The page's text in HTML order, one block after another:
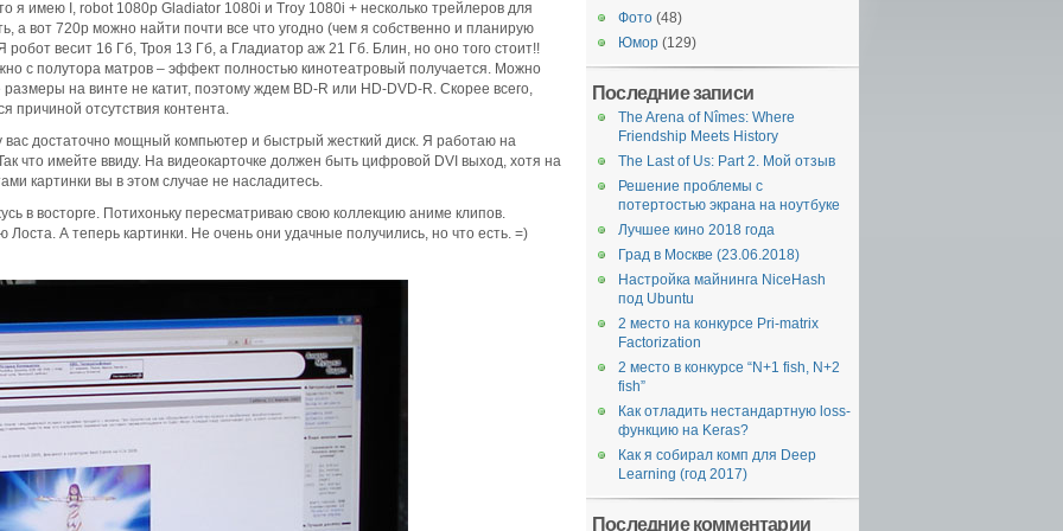
я имею I, robot 1080p Gladiator 1080i и Troy 1080i + несколько трейлеров для
а вот 720р можно найти почти все что угодно (чем я собственно и планирую
весит 16 Гб, Троя 13 Гб, а Гладиатор аж 21 Гб. Блин, но оно того стоит!!
с полутора матров – эффект полностью кинотеатровый получается. Можно
на винте не катит, поэтому ждем BD-R или HD-DVD-R. Скорее всего,
причиной отсутствия контента.
вас достаточно мощный компьютер и быстрый жесткий диск. Я работаю на
что имейте ввиду. На видеокарточке должен быть цифровой DVI выход, хотя на
картинки вы в этом случае не насладитесь.
в восторге. Потихоньку пересматриваю свою коллекцию аниме клипов.
А теперь картинки. Не очень они удачные получились, но что есть. =)
Фото (48)
Юмор (129)
Последние записи
The Arena of Nîmes: Where
Friendship Meets History
The Last of Us: Part 2. Мой отзыв
Решение проблемы с
потертостью экрана на ноутбуке
Лучшее кино 2018 года
Град в Москве (23.06.2018)
Настройка майнинга NiceHash
под Ubuntu
2 место на конкурсе Pri-matrix
Factorization
2 место в конкурсе “N+1 fish, N+2
fish”
Как отладить нестандартную loss-
функцию на Keras?
Как я собирал комп для Deep
Learning (год 2017)
Последние комментарии